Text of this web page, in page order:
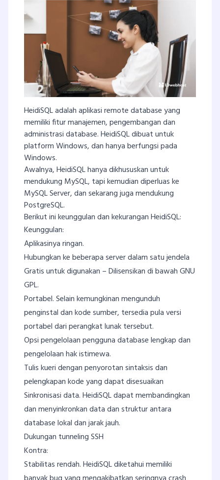
HeidiSQL adalah aplikasi remote database yang
memiliki fitur manajemen, pengembangan dan
administrasi database. HeidiSQL dibuat untuk
platform Windows, dan hanya berfungsi pada
Windows.
Awalnya, HeidiSQL hanya dikhususkan untuk
mendukung MySQL, tapi kemudian diperluas ke
MySQL Server, dan sekarang juga mendukung
PostgreSQL.
Berikut ini keunggulan dan kekurangan HeidiSQL:
Keunggulan:
Aplikasinya ringan.
Hubungkan ke beberapa server dalam satu jendela
Gratis untuk digunakan – Dilisensikan di bawah GNU
GPL.
Portabel. Selain kemungkinan mengunduh
penginstal dan kode sumber, tersedia pula versi
portabel dari perangkat lunak tersebut.
Opsi pengelolaan pengguna database lengkap dan
pengelolaan hak istimewa.
Tulis kueri dengan penyorotan sintaksis dan
pelengkapan kode yang dapat disesuaikan
Sinkronisasi data. HeidiSQL dapat membandingkan
dan menyinkronkan data dan struktur antara
database lokal dan jarak jauh.
Dukungan tunneling SSH
Kontra:
Stabilitas rendah. HeidiSQL diketahui memiliki